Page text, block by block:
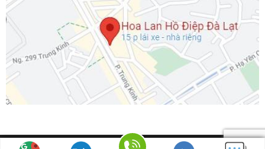
Hotline: 0888.286.788